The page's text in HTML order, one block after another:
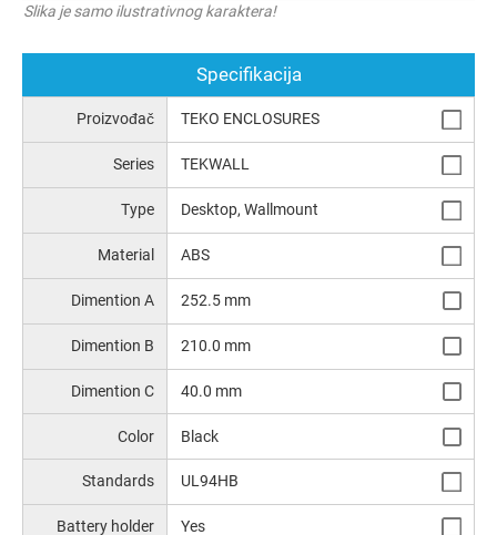
Slika je samo ilustrativnog karaktera!
Specifikacija
Proizvođač TEKO ENCLOSURES
Series TEKWALL
Type Desktop, Wallmount
Material ABS
Dimention A 252.5 mm
Dimention B 210.0 mm
Dimention C 40.0 mm
Color Black
Standards UL94HB
Battery holder Yes